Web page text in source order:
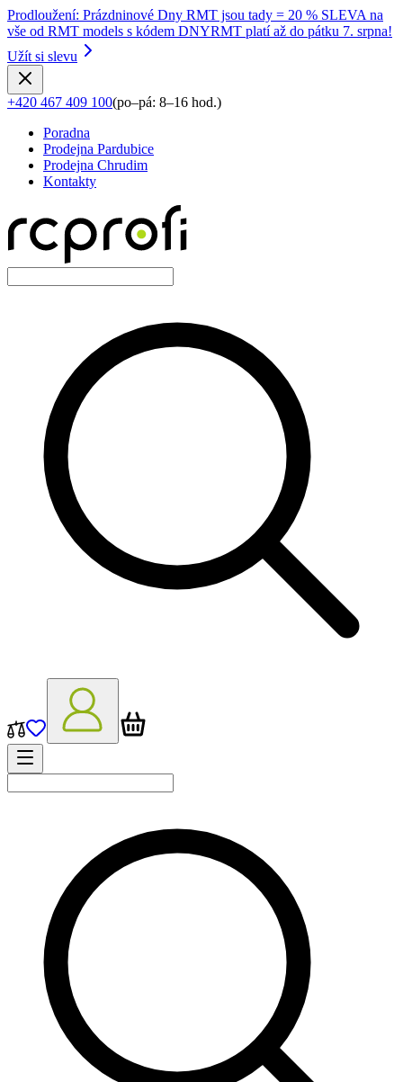
Prodloužení: Prázdninové Dny RMT jsou tady = 20 % SLEVA na
vše od RMT models s kódem DNYRMT platí až do pátku 7. srpna!
Užít si slevu
+420 467 409 100(po–pá: 8–16 hod.)
Poradna
Prodejna Pardubice
Prodejna Chrudim
Kontakty